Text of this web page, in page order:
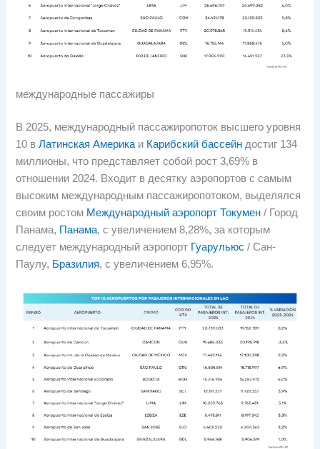
международные пассажиры
В 2025, международный пассажиропоток высшего уровня
10 вЛатинская Америка и Карибский бассейн достиг 134
миллионы, что представляет собой рост 3,69% в
отношении 2024. Входит в десятку аэропортов с самым
высоким международным пассажиропотоком, выделялся
своим ростом Международный аэропорт Токумен / Город
Панама, Панама, с увеличением 8,28%, за которым
следует международный аэропорт Гуарульюс / Сан-
Паулу, Бразилия, с увеличением 6,95%.